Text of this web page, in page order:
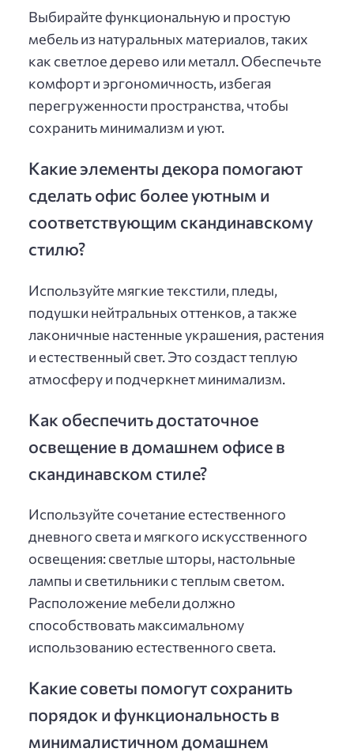
Выбирайте функциональную и простую
мебель из натуральных материалов, таких
как светлое дерево или металл. Обеспечьте
комфорт и эргономичность, избегая
перегруженности пространства, чтобы
сохранить минимализм и уют.
Какие элементы декора помогают
сделать офис более уютным и
соответствующим скандинавскому
стилю?
Используйте мягкие текстили, пледы,
подушки нейтральных оттенков, а также
лаконичные настенные украшения, растения
и естественный свет. Это создаст теплую
атмосферу и подчеркнет минимализм.
Как обеспечить достаточное
освещение в домашнем офисе в
скандинавском стиле?
Используйте сочетание естественного
дневного света и мягкого искусственного
освещения: светлые шторы, настольные
лампы и светильники с теплым светом.
Расположение мебели должно
способствовать максимальному
использованию естественного света.
Какие советы помогут сохранить
порядок и функциональность в
минималистичном домашнем